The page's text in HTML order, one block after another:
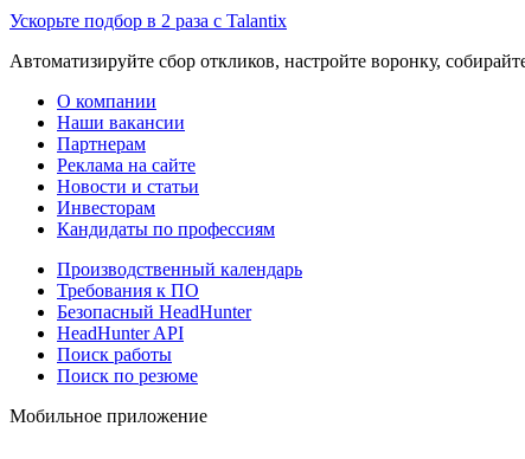
Ускорьте подбор в 2 раза с Talantix
Автоматизируйте сбор откликов, настройте воронку,
О компании
Наши вакансии
Партнерам
Реклама на сайте
Новости и статьи
Инвесторам
Кандидаты по профессиям
Производственный календарь
Требования к ПО
Безопасный HeadHunter
HeadHunter API
Поиск работы
Поиск по резюме
Мобильное приложение